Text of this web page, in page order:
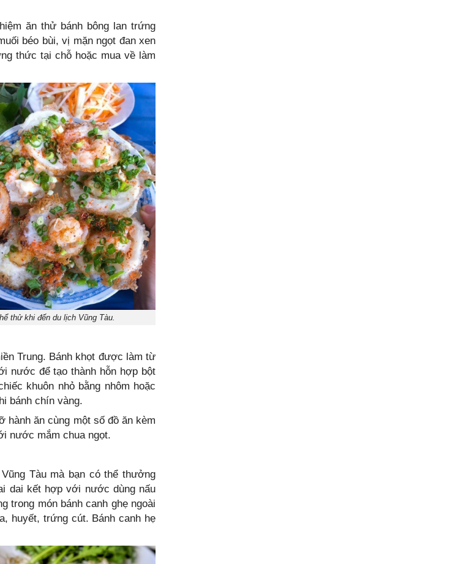
ăn thử bánh bông lan trứng
béo bùi, vị mặn ngọt đan xen
thức tại chỗ hoặc mua về làm
thử khi đến du lịch Vũng Tàu.
Trung. Bánh khọt được làm từ
nước để tạo thành hỗn hợp bột
khuôn nhỏ bằng nhôm hoặc
bánh chín vàng.
hành ăn cùng một số đồ ăn kèm
nước mắm chua ngọt.
Tàu mà bạn có thể thưởng
dai kết hợp với nước dùng nấu
trong món bánh canh ghẹ ngoài
huyết, trứng cút. Bánh canh hẹ